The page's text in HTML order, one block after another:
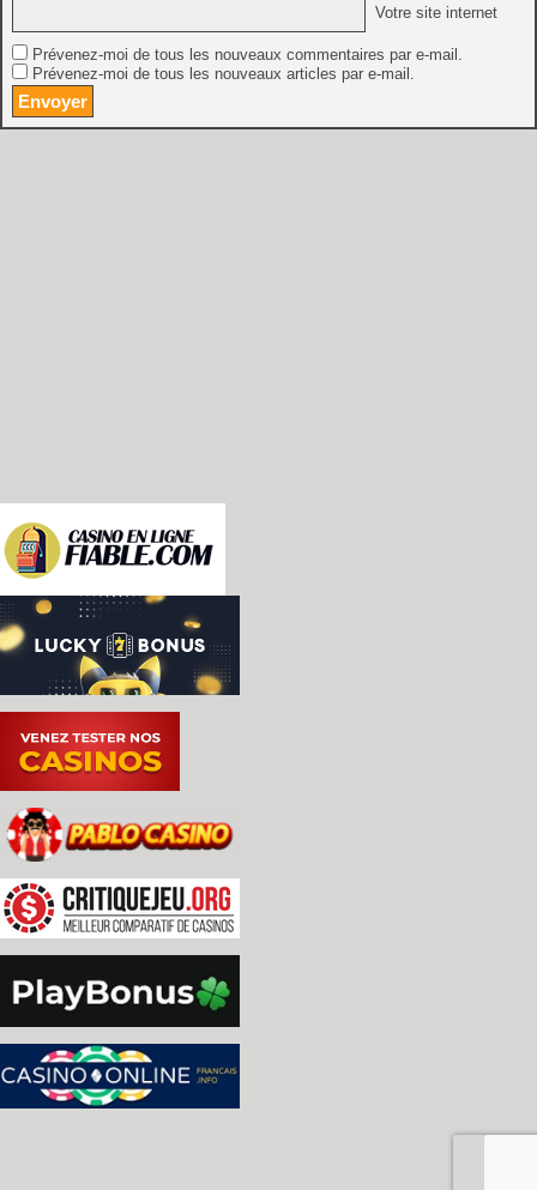
Votre site internet
Prévenez-moi de tous les nouveaux commentaires par e-mail.
Prévenez-moi de tous les nouveaux articles par e-mail.